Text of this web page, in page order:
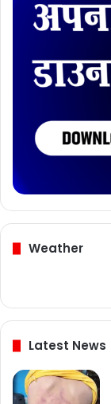
Weather
Latest News